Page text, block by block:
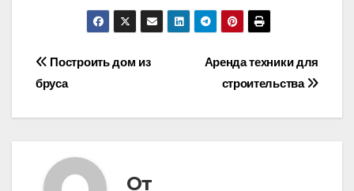
Навигация
по
Аренда техники для
строительства
Построить дом из
бруса
От